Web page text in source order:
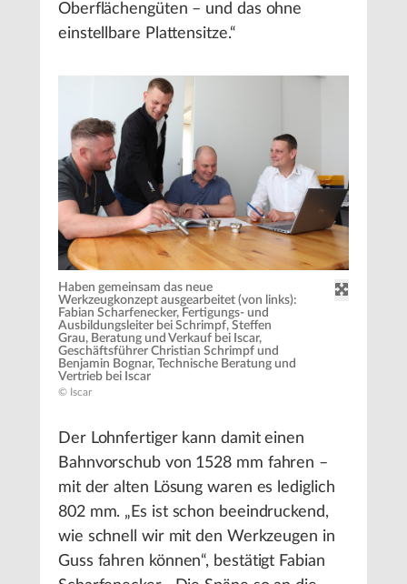
Oberflächengüten – und das ohne
einstellbare Plattensitze.“
Haben gemeinsam das neue
Werkzeugkonzept ausgearbeitet (von links):
Fabian Scharfenecker, Fertigungs- und
Ausbildungsleiter bei Schrimpf, Steffen
Grau, Beratung und Verkauf bei Iscar,
Geschäftsführer Christian Schrimpf und
Benjamin Bognar, Technische Beratung und
Vertrieb bei Iscar
© Iscar
Der Lohnfertiger kann damit einen
Bahnvorschub von 1528 mm fahren –
mit der alten Lösung waren es lediglich
802 mm. „Es ist schon beeindruckend,
wie schnell wir mit den Werkzeugen in
Guss fahren können“, bestätigt Fabian